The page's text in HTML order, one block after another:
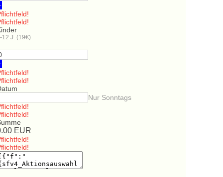
12 J. (19€)
Nur Sonntags
EUR